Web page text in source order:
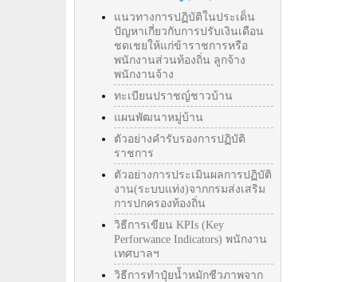
แนวทางการปฏิบัติในประเด็น
ปัญหาเกี่ยวกับการปรับเงินเดือน
ชดเชยให้แก่ข้าราชการหรือ
พนักงานส่วนท้องถิ่น ลูกจ้าง
พนักงานจ้าง
ทะเบียนปราชญ์ชาวบ้าน
แผนพัฒนาหมู่บ้าน
ตัวอย่างคำรับรองการปฏิบัติ
ราชการ
ตัวอย่างการประเมินผลการปฏิบัติ
งาน(ระบบแท่ง)จากกรมส่งเสริม
การปกครองท้องถิ่น
วิธีการเขียน KPIs (Key
Perforwance Indicators) พนักงาน
เทศบาลฯ
วิธีการทำปุ๋ยน้ำหมักชีวภาพจาก